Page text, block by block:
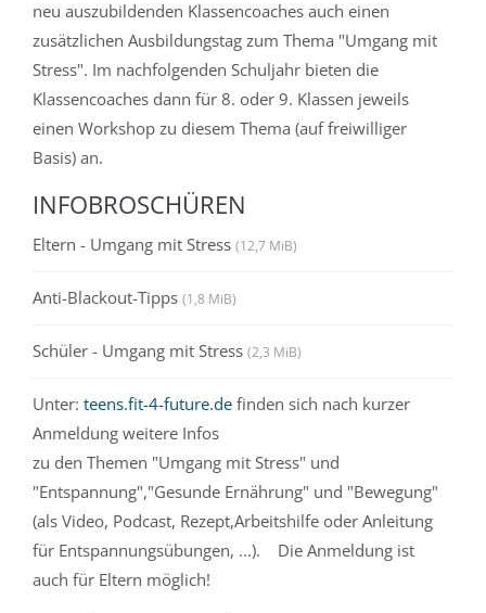
neu auszubildenden Klassencoaches auch einen
zusätzlichen Ausbildungstag zum Thema "Umgang mit
Stress". Im nachfolgenden Schuljahr bieten die
Klassencoaches dann für 8. oder 9. Klassen jeweils
einen Workshop zu diesem Thema (auf freiwilliger
Basis) an.
INFOBROSCHÜREN
Eltern - Umgang mit Stress (12,7 MiB)
Anti-Blackout-Tipps (1,8 MiB)
Schüler - Umgang mit Stress (2,3 MiB)
Unter: teens.fit-4-future.de finden sich nach kurzer
Anmeldung weitere Infos
zu den Themen "Umgang mit Stress" und
"Entspannung","Gesunde Ernährung" und "Bewegung"
(als Video, Podcast, Rezept,Arbeitshilfe oder Anleitung
für Entspannungsübungen, ...). Die Anmeldung ist
auch für Eltern möglich!